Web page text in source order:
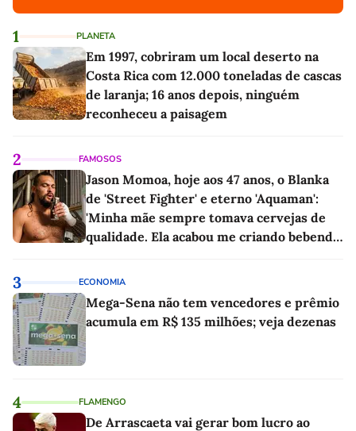
1 PLANETA
Em 1997, cobriram um local deserto na
Costa Rica com 12.000 toneladas de cascas
de laranja; 16 anos depois, ninguém
reconheceu a paisagem
2 FAMOSOS
Jason Momoa, hoje aos 47 anos, o Blanka
de 'Street Fighter' e eterno 'Aquaman':
'Minha mãe sempre tomava cervejas de
qualidade. Ela acabou me criando bebendo
3 ECONOMIA
Mega-Sena não tem vencedores e prêmio
acumula em R$ 135 milhões; veja dezenas
4 FLAMENGO
De Arrascaeta vai gerar bom lucro ao